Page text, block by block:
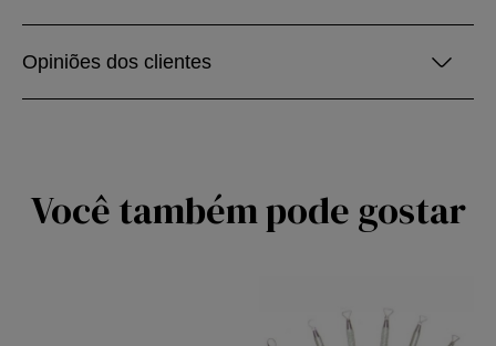
Opiniões dos clientes
Você também pode gostar